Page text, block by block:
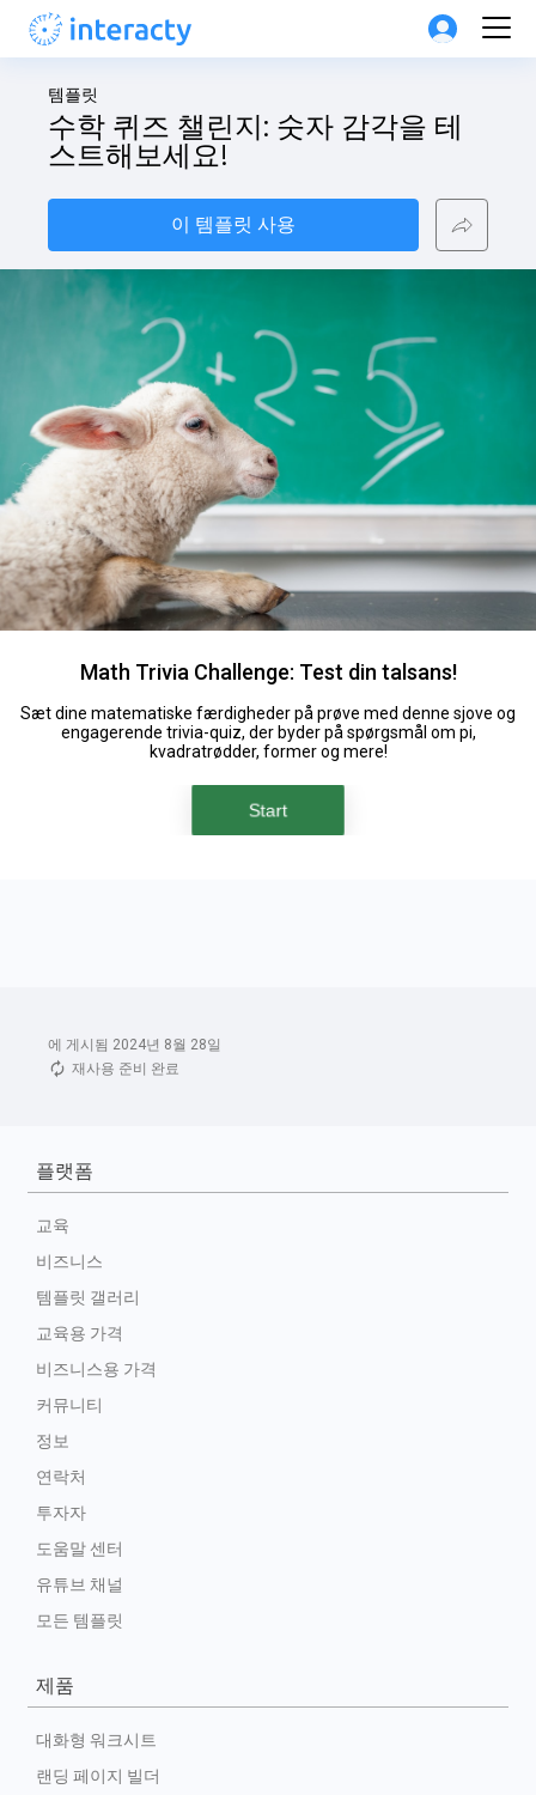
에 게시됨 2024년 8월 28일
재사용 준비 완료
템플릿
수학 퀴즈 챌린지: 숫자 감각을 테
스트해보세요!
이 템플릿 사용
플랫폼
교육
비즈니스
템플릿 갤러리
교육용 가격
비즈니스용 가격
커뮤니티
정보
연락처
투자자
도움말 센터
유튜브 채널
모든 템플릿
제품
대화형 워크시트
랜딩 페이지 빌더